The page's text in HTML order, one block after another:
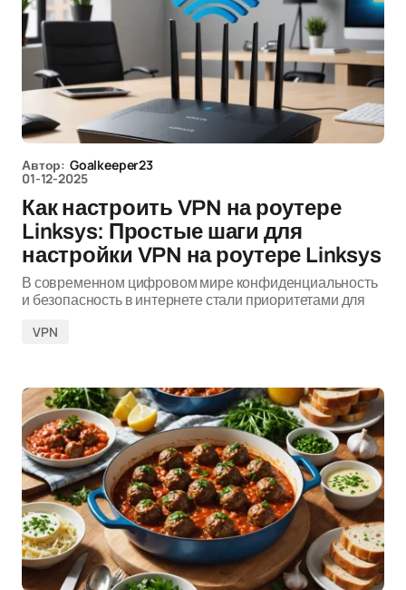
Автор: Goalkeeper23
01-12-2025
Как настроить VPN на роутере
Linksys: Простые шаги для
настройки VPN на роутере Linksys
В современном цифровом мире конфиденциальность
и безопасность в интернете стали приоритетами для
VPN